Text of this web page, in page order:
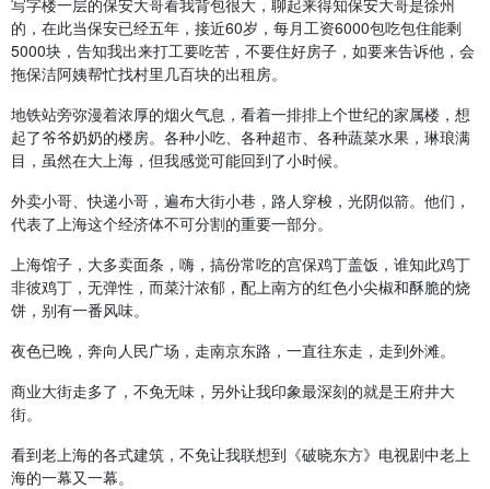
写字楼一层的保安大哥看我背包很大，聊起来得知保安大哥是徐州
的，在此当保安已经五年，接近60岁，每月工资6000包吃包住能剩
5000块，告知我出来打工要吃苦，不要住好房子，如要来告诉他，会
拖保洁阿姨帮忙找村里几百块的出租房。
地铁站旁弥漫着浓厚的烟火气息，看着一排排上个世纪的家属楼，想
起了爷爷奶奶的楼房。各种小吃、各种超市、各种蔬菜水果，琳琅满
目，虽然在大上海，但我感觉可能回到了小时候。
外卖小哥、快递小哥，遍布大街小巷，路人穿梭，光阴似箭。他们，
代表了上海这个经济体不可分割的重要一部分。
上海馆子，大多卖面条，嗨，搞份常吃的宫保鸡丁盖饭，谁知此鸡丁
非彼鸡丁，无弹性，而菜汁浓郁，配上南方的红色小尖椒和酥脆的烧
饼，别有一番风味。
夜色已晚，奔向人民广场，走南京东路，一直往东走，走到外滩。
商业大街走多了，不免无味，另外让我印象最深刻的就是王府井大
街。
看到老上海的各式建筑，不免让我联想到《破晓东方》电视剧中老上
海的一幕又一幕。